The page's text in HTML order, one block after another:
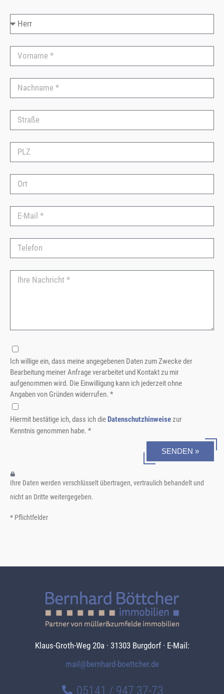
Klaus-Groth-Weg 20a · 31303 Burgdorf · E-Mail:
mail@bernhard-boettcher.de
05141 / 947 37-73
Ich willige ein, dass meine angegebenen Daten zum Zwecke der
Bearbeitung meiner Anfrage verarbeitet und Kontakt zu mir
aufgenommen wird. Die Einwilligung kann ich jederzeit ohne
Angaben von Gründen widerrufen. *
Hiermit bestätige ich, dass ich dieDatenschutzhinweisezur
Kenntnis genommen habe. *
SENDEN »
Ihre Daten werden verschlüsselt übertragen, vertraulich behandelt und
nicht an Dritte weitergegeben.
* Pflichtfelder